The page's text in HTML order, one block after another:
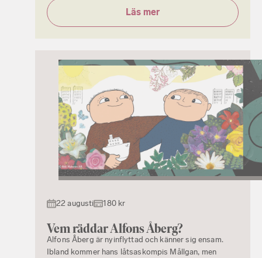
Läs mer
22 augusti 180 kr
Vem räddar Alfons Åberg?
Alfons Åberg är nyinflyttad och känner sig ensam.
Ibland kommer hans låtsaskompis Mållgan, men